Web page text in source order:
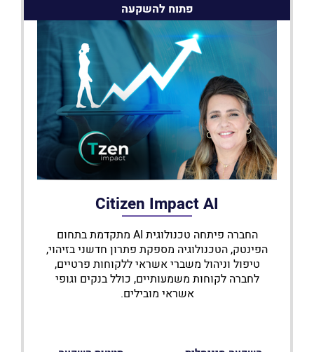
פתוח להשקעה
Citizen Impact AI
החברה פיתחה טכנולוגית AI מתקדמת בתחום
הפינטק, הטכנולוגיה מספקת פתרון חדשני בזיהוי,
טיפול וניהול משברי אשראי ללקוחות פרטיים,
לחברה לקוחות משמעותיים, כולל בנקים וגופי
אשראי מובילים.